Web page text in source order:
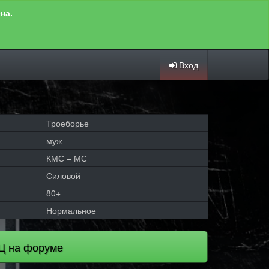
Вход
Троеборье
муж
КМС – МС
Силовой
80+
Нормальное
на форуме